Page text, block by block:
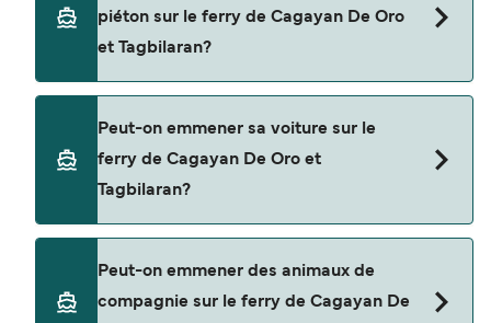
et consultez notre page d'offres pour consulter
les dernières promotions disponibles.
piéton sur le ferry de Cagayan De Oro
et Tagbilaran?
Trans Asia Shipping Lines
Peut-on emmener sa voiture sur le
ferry de Cagayan De Oro et
Tagbilaran?
ferry entre Cagayan De Oro et Tagbilaran.
Peut-on emmener des animaux de
compagnie sur le ferry de Cagayan De